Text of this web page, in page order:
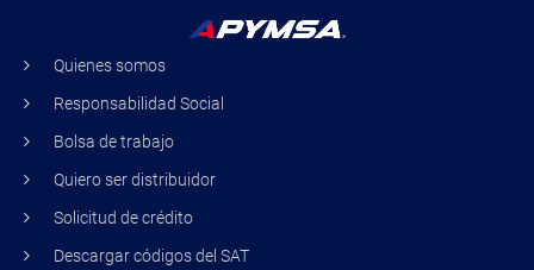
Quienes somos
Responsabilidad Social
Bolsa de trabajo
Quiero ser distribuidor
Solicitud de crédito
Descargar códigos del SAT